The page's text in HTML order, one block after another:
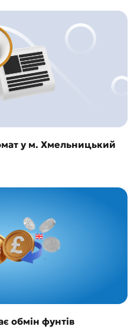
у м. Хмельницький
обмін фунтів